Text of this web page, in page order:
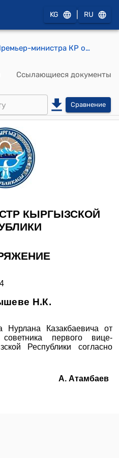
KG RU
Распоряжение Премьер-министра КР от 13 июня 2011 года № 304 "Об Абдышеве Н.К."
Ссылающиеся документы
Сравнение